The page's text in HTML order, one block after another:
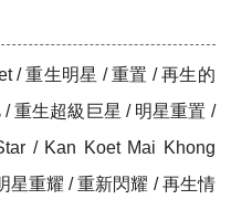
/ 重生明星 / 重置 / 再生的
重生超級巨星 / 明星重置 /
/ Kan Koet Mai Khong
星重耀 / 重新閃耀 / 再生情